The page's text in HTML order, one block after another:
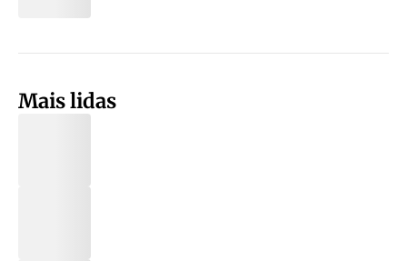
Mais lidas